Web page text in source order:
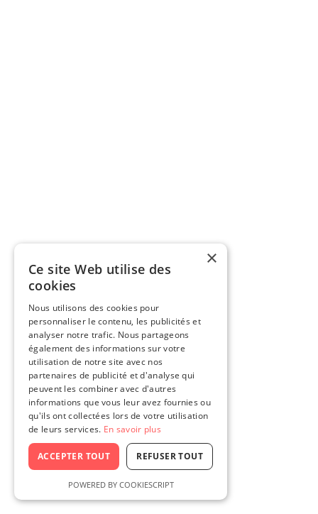
×
Ce site Web utilise des
cookies
Nous utilisons des cookies pour
personnaliser le contenu, les publicités et
analyser notre trafic. Nous partageons
également des informations sur votre
utilisation de notre site avec nos
partenaires de publicité et d'analyse qui
peuvent les combiner avec d'autres
informations que vous leur avez fournies ou
qu'ils ont collectées lors de votre utilisation
de leurs services. En savoir plus
ACCEPTER TOUT REFUSER TOUT
POWERED BY COOKIESCRIPT